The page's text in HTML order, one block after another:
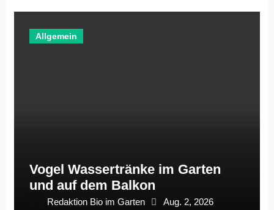
Allgemein
Vogel Wassertränke im Garten
und auf dem Balkon
Redaktion Bio im Garten Aug. 2, 2026